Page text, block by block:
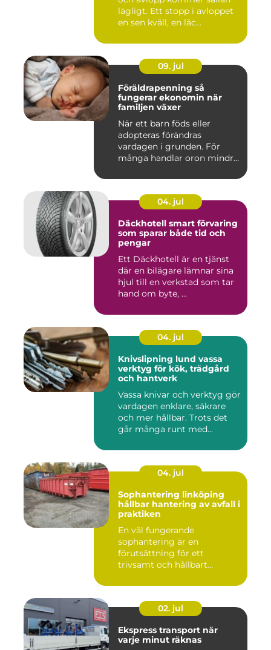
lägligt. Ett stopp i avloppet
en sen kväll, en läc...
09. jul
Föräldrapenning så
fungerar ekonomin när
familjen växer
När ett barn föds eller
adopteras förändras
vardagen i grunden. För
många handlar oron mindre
04. jul
Däckhotell smart förvaring
som sparar både tid och
pengar
Ett Däckhotell är en tjänst
där en bilägare lämnar sina
hjul till en verkstad som tar
hand om byte, ...
04. jul
Knivslipning lund vassa
verktyg för kök, trädgård
och hantverk
Vassa knivar och verktyg gör
vardagen enklare, säkrare
och mer hållbar. Trots det
går många runt med...
04. jul
Sophantering linköping
hållbar hantering av avfall i
praktiken
En väl fungerande
sophantering är en
förutsättning för ett
trivsamt och hållbart
02. jul
Ekspress transport när
varje minut räknas